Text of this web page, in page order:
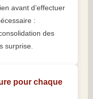
avant d’effectuer
:
des
surprise.
pour chaque